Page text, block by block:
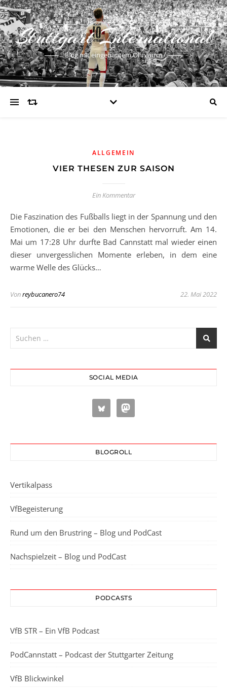
Stuttgart International
Blog mit eingebautem Ohrwurm
ALLGEMEIN
VIER THESEN ZUR SAISON
Ein Kommentar
Die Faszination des Fußballs liegt in der Spannung und den
Emotionen, die er bei den Menschen hervorruft. Am 14.
Mai um 17:28 Uhr durfte Bad Cannstatt mal wieder einen
dieser unvergesslichen Momente erleben, in dem eine
warme Welle des Glücks…
Vonreybucanero74 22. Mai 2022
SOCIAL MEDIA
BLOGROLL
Vertikalpass
VfBegeisterung
Rund um den Brustring – Blog und PodCast
Nachspielzeit – Blog und PodCast
PODCASTS
VfB STR – Ein VfB Podcast
PodCannstatt – Podcast der Stuttgarter Zeitung
VfB Blickwinkel